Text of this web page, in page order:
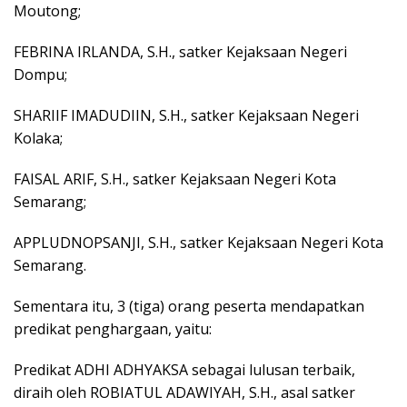
Moutong;
FEBRINA IRLANDA, S.H., satker Kejaksaan Negeri
Dompu;
SHARIIF IMADUDIIN, S.H., satker Kejaksaan Negeri
Kolaka;
FAISAL ARIF, S.H., satker Kejaksaan Negeri Kota
Semarang;
APPLUDNOPSANJI, S.H., satker Kejaksaan Negeri Kota
Semarang.
Sementara itu, 3 (tiga) orang peserta mendapatkan
predikat penghargaan, yaitu:
Predikat ADHI ADHYAKSA sebagai lulusan terbaik,
diraih oleh ROBIATUL ADAWIYAH, S.H., asal satker